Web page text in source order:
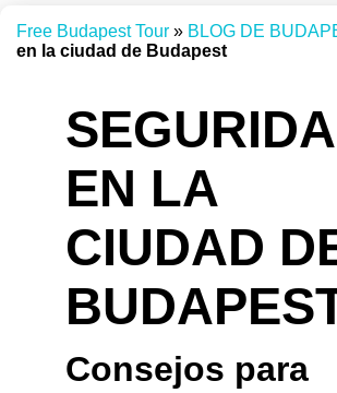
Free Budapest Tour » BLOG DE
en la ciudad de Budapest
EN LA
CIUDAD
Consejos para